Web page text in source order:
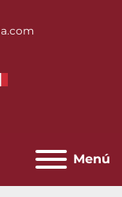
Menú